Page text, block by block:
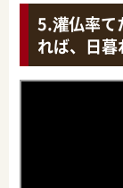
灌仏率て
れば、日暮